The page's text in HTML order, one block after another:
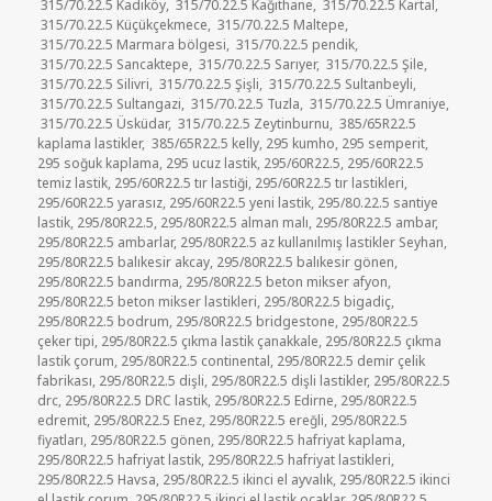
315/70.22.5 Kadıköy, 315/70.22.5 Kağıthane, 315/70.22.5 Kartal,
315/70.22.5 Küçükçekmece, 315/70.22.5 Maltepe,
315/70.22.5 Marmara bölgesi, 315/70.22.5 pendik,
315/70.22.5 Sancaktepe, 315/70.22.5 Sarıyer, 315/70.22.5 Şile,
315/70.22.5 Silivri, 315/70.22.5 Şişli, 315/70.22.5 Sultanbeyli,
315/70.22.5 Sultangazi, 315/70.22.5 Tuzla, 315/70.22.5 Ümraniye,
315/70.22.5 Üsküdar, 315/70.22.5 Zeytinburnu, 385/65R22.5
kaplama lastikler, 385/65R22.5 kelly, 295 kumho, 295 semperit,
295 soğuk kaplama, 295 ucuz lastik, 295/60R22.5, 295/60R22.5
temiz lastik, 295/60R22.5 tır lastiği, 295/60R22.5 tır lastikleri,
295/60R22.5 yarasız, 295/60R22.5 yeni lastik, 295/80.22.5 santiye
lastik, 295/80R22.5, 295/80R22.5 alman malı, 295/80R22.5 ambar,
295/80R22.5 ambarlar, 295/80R22.5 az kullanılmış lastikler Seyhan,
295/80R22.5 balıkesir akcay, 295/80R22.5 balıkesir gönen,
295/80R22.5 bandırma, 295/80R22.5 beton mikser afyon,
295/80R22.5 beton mikser lastikleri, 295/80R22.5 bigadiç,
295/80R22.5 bodrum, 295/80R22.5 bridgestone, 295/80R22.5
çeker tipi, 295/80R22.5 çıkma lastik çanakkale, 295/80R22.5 çıkma
lastik çorum, 295/80R22.5 continental, 295/80R22.5 demir çelik
fabrikası, 295/80R22.5 dişli, 295/80R22.5 dişli lastikler, 295/80R22.5
drc, 295/80R22.5 DRC lastik, 295/80R22.5 Edirne, 295/80R22.5
edremit, 295/80R22.5 Enez, 295/80R22.5 ereğli, 295/80R22.5
fiyatları, 295/80R22.5 gönen, 295/80R22.5 hafriyat kaplama,
295/80R22.5 hafriyat lastik, 295/80R22.5 hafriyat lastikleri,
295/80R22.5 Havsa, 295/80R22.5 ikinci el ayvalık, 295/80R22.5 ikinci